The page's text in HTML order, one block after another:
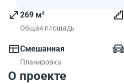
269 м²
Общая площадь
Смешанная
Планировка
О проекте